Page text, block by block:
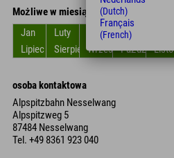
Możliwe w miesiącach
Jan
Luty Zniszczyćkwiecień
Lipiec
SierpieńWrzesieńPaździernik
osoba kontaktowa
Alpspitzbahn Nesselwang
Alpspitzweg 5
87484 Nesselwang
Tel. +49 8361 923 040
(Dutch)
Français
(French)